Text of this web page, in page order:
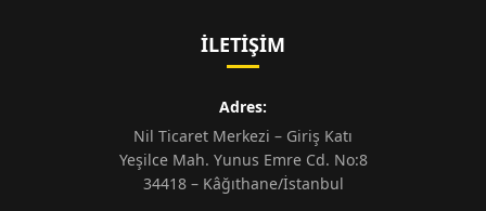
İLETIŞIM
Adres:
Nil Ticaret Merkezi – Giriş Katı
Yeşilce Mah. Yunus Emre Cd. No:8
34418 – Kâğıthane/İstanbul